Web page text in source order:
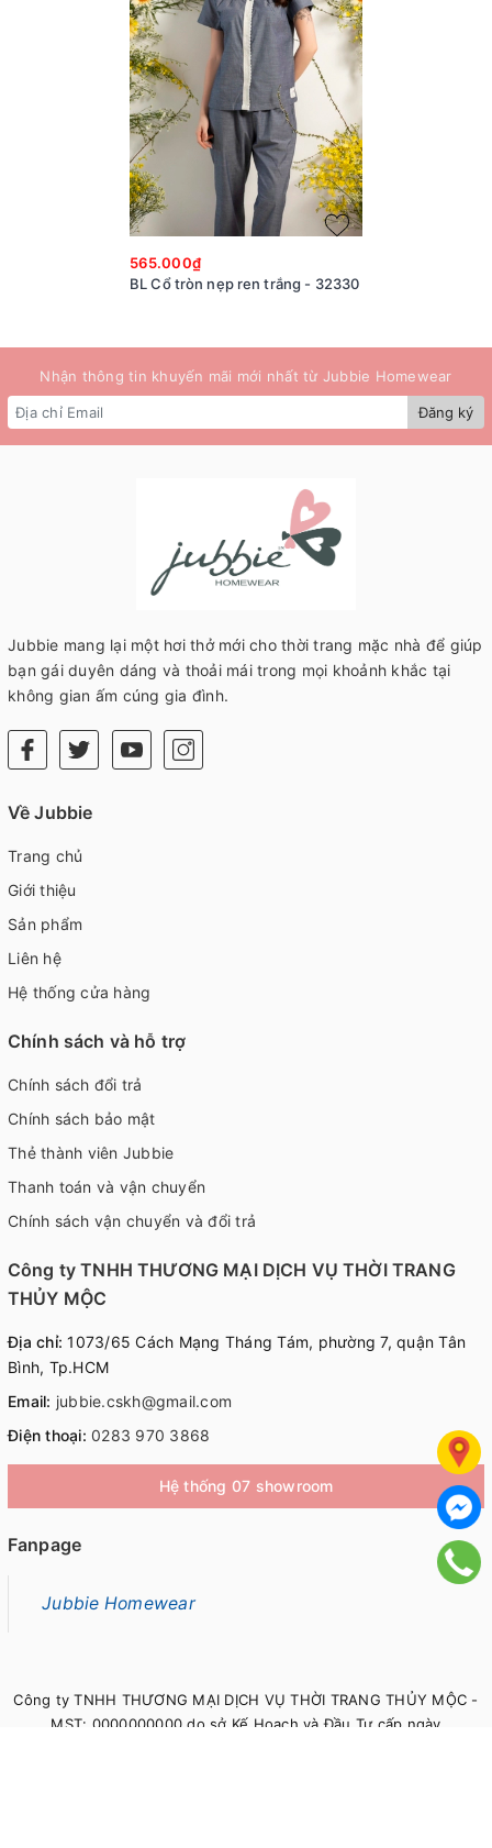
565.000₫
BL Cổ tròn nẹp ren trắng - 32330
Nhận thông tin khuyến mãi mới nhất từ Jubbie Homewear
Đăng ký
Jubbie mang lại một hơi thở mới cho thời trang mặc nhà để giúp
bạn gái duyên dáng và thoải mái trong mọi khoảnh khắc tại
không gian ấm cúng gia đình.
Về Jubbie
Trang chủ
Giới thiệu
Sản phẩm
Liên hệ
Hệ thống cửa hàng
Chính sách và hỗ trợ
Chính sách đổi trả
Chính sách bảo mật
Thẻ thành viên Jubbie
Thanh toán và vận chuyển
Chính sách vận chuyển và đổi trả
Công ty TNHH THƯƠNG MẠI DỊCH VỤ THỜI TRANG
THỦY MỘC
Địa chỉ: 1073/65 Cách Mạng Tháng Tám, phường 7, quận Tân
Bình, Tp.HCM
Email: jubbie.cskh@gmail.com
Điện thoại: 0283 970 3868
Hệ thống 07 showroom
Công ty TNHH THƯƠNG MẠI DỊCH VỤ THỜI TRANG THỦY MỘC -
MST: 0000000000 do sở Kế Hoạch và Đầu Tư cấp ngày
Fanpage
Jubbie Homewear